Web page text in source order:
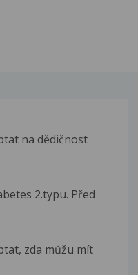
na dědičnost
2.typu. Před
zda můžu mít